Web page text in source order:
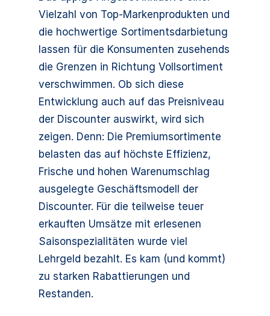
Vielzahl von Top-Markenprodukten und
die hochwertige Sortimentsdarbietung
lassen für die Konsumenten zusehends
die Grenzen in Richtung Vollsortiment
verschwimmen. Ob sich diese
Entwicklung auch auf das Preisniveau
der Discounter auswirkt, wird sich
zeigen. Denn: Die Premiumsortimente
belasten das auf höchste Effizienz,
Frische und hohen Warenumschlag
ausgelegte Geschäftsmodell der
Discounter. Für die teilweise teuer
erkauften Umsätze mit erlesenen
Saisonspezialitäten wurde viel
Lehrgeld bezahlt. Es kam (und kommt)
zu starken Rabattierungen und
Restanden.